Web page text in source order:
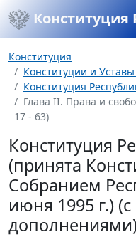
Конституция
Конституция
Конституции и
Конституция
Глава II. Права и
17 - 63)
Конституция
(принята
Собранием
июня 1995 г.)
дополнениями)